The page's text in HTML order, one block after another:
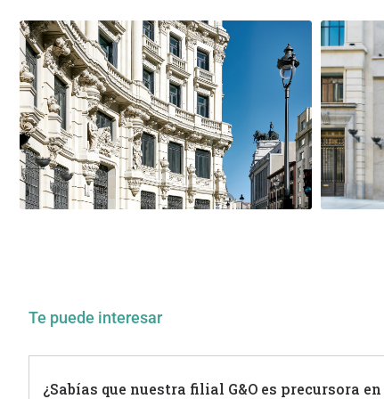
Te puede interesar
¿Sabías que nuestra filial G&O es precursora